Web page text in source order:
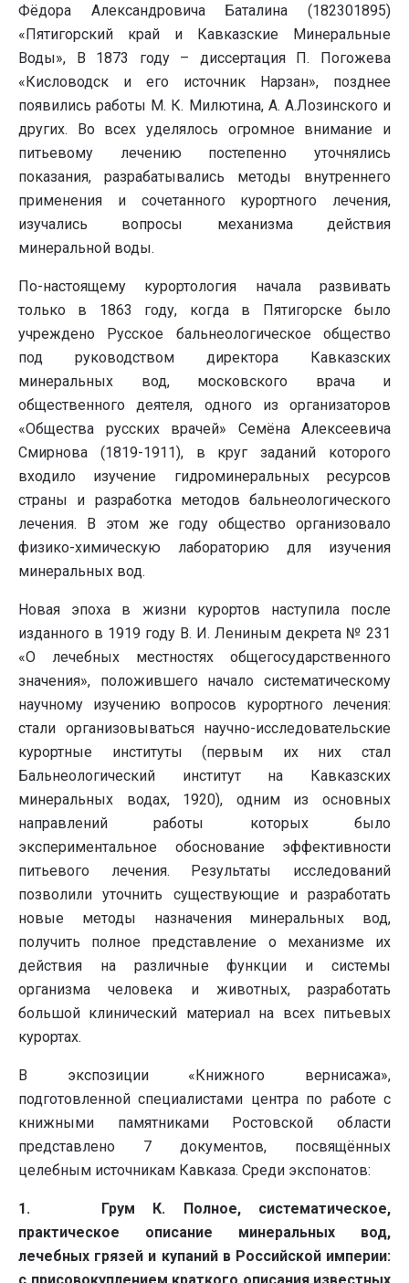
Фёдора Александровича Баталина (182301895)
«Пятигорский край и Кавказские Минеральные
Воды», В 1873 году – диссертация П. Погожева
«Кисловодск и его источник Нарзан», позднее
появились работы М. К. Милютина, А. А.Лозинского и
других. Во всех уделялось огромное внимание и
питьевому лечению постепенно уточнялись
показания, разрабатывались методы внутреннего
применения и сочетанного курортного лечения,
изучались вопросы механизма действия
минеральной воды.
По-настоящему курортология начала развивать
только в 1863 году, когда в Пятигорске было
учреждено Русское бальнеологическое общество
под руководством директора Кавказских
минеральных вод, московского врача и
общественного деятеля, одного из организаторов
«Общества русских врачей» Семёна Алексеевича
Смирнова (1819-1911), в круг заданий которого
входило изучение гидроминеральных ресурсов
страны и разработка методов бальнеологического
лечения. В этом же году общество организовало
физико-химическую лабораторию для изучения
минеральных вод.
Новая эпоха в жизни курортов наступила после
изданного в 1919 году В. И. Лениным декрета № 231
«О лечебных местностях общегосударственного
значения», положившего начало систематическому
научному изучению вопросов курортного лечения:
стали организовываться научно-исследовательские
курортные институты (первым их них стал
Бальнеологический институт на Кавказских
минеральных водах, 1920), одним из основных
направлений работы которых было
экспериментальное обоснование эффективности
питьевого лечения. Результаты исследований
позволили уточнить существующие и разработать
новые методы назначения минеральных вод,
получить полное представление о механизме их
действия на различные функции и системы
организма человека и животных, разработать
большой клинический материал на всех питьевых
курортах.
В экспозиции «Книжного вернисажа»,
подготовленной специалистами центра по работе с
книжными памятниками Ростовской области
представлено 7 документов, посвящённых
целебным источникам Кавказа. Среди экспонатов:
1. Грум К. Полное, систематическое,
практическое описание минеральных вод,
лечебных грязей и купаний в Российской империи: